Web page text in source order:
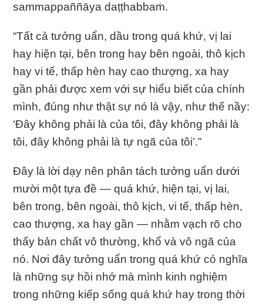
sammappaññāya daṭṭhabbaṁ.
“Tất cả tưởng uẩn, dầu trong quá khứ, vị lai
hay hiện tại, bên trong hay bên ngoài, thô kịch
hay vi tế, thấp hèn hay cao thượng, xa hay
gần phải được xem với sự hiểu biết của chính
mình, đúng như thật sự nó là vậy, như thế nầy:
‘Ðây không phải là của tôi, đây không phải là
tôi, đây không phải là tự ngã của tôi’.”
Ðây là lời dạy nên phân tách tưởng uẩn dưới
mười một tựa đề — quá khứ, hiện tại, vị lai,
bên trong, bên ngoài, thô kịch, vi tế, thấp hèn,
cao thượng, xa hay gần — nhằm vạch rõ cho
thấy bản chất vô thường, khổ và vô ngã của
nó. Nơi đây tưởng uẩn trong quá khứ có nghĩa
là những sự hồi nhớ mà mình kinh nghiệm
trong những kiếp sống quá khứ hay trong thời